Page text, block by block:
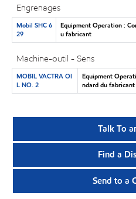
Engrenages
Mobil SHC 6
29
Equipment Operation :
u fabricant
Machine-outil - Sens
MOBIL VACTRA OI
L NO. 2
Equipment
ndard du fabricant
Talk To
Find a
Send to a